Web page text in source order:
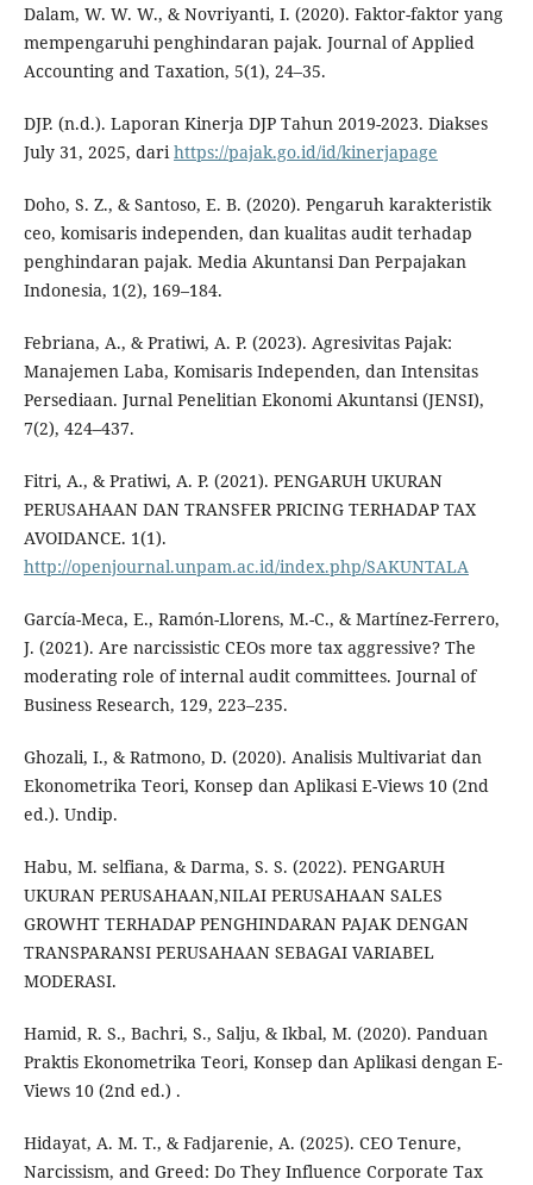
Dalam, W. W. W., & Novriyanti, I. (2020). Faktor-faktor yang
mempengaruhi penghindaran pajak. Journal of Applied
Accounting and Taxation, 5(1), 24–35.
DJP. (n.d.). Laporan Kinerja DJP Tahun 2019-2023. Diakses
July 31, 2025, darihttps://pajak.go.id/id/kinerjapage
Doho, S. Z., & Santoso, E. B. (2020). Pengaruh karakteristik
ceo, komisaris independen, dan kualitas audit terhadap
penghindaran pajak. Media Akuntansi Dan Perpajakan
Indonesia, 1(2), 169–184.
Febriana, A., & Pratiwi, A. P. (2023). Agresivitas Pajak:
Manajemen Laba, Komisaris Independen, dan Intensitas
Persediaan. Jurnal Penelitian Ekonomi Akuntansi (JENSI),
7(2), 424–437.
Fitri, A., & Pratiwi, A. P. (2021). PENGARUH UKURAN
PERUSAHAAN DAN TRANSFER PRICING TERHADAP TAX
AVOIDANCE. 1(1).
http://openjournal.unpam.ac.id/index.php/SAKUNTALA
García-Meca, E., Ramón-Llorens, M.-C., & Martínez-Ferrero,
J. (2021). Are narcissistic CEOs more tax aggressive? The
moderating role of internal audit committees. Journal of
Business Research, 129, 223–235.
Ghozali, I., & Ratmono, D. (2020). Analisis Multivariat dan
Ekonometrika Teori, Konsep dan Aplikasi E-Views 10 (2nd
ed.). Undip.
Habu, M. selfiana, & Darma, S. S. (2022). PENGARUH
UKURAN PERUSAHAAN,NILAI PERUSAHAAN SALES
GROWHT TERHADAP PENGHINDARAN PAJAK DENGAN
TRANSPARANSI PERUSAHAAN SEBAGAI VARIABEL
MODERASI.
Hamid, R. S., Bachri, S., Salju, & Ikbal, M. (2020). Panduan
Praktis Ekonometrika Teori, Konsep dan Aplikasi dengan E-
Views 10 (2nd ed.) .
Hidayat, A. M. T., & Fadjarenie, A. (2025). CEO Tenure,
Narcissism, and Greed: Do They Influence Corporate Tax